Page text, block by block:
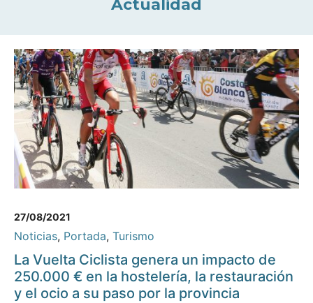
Actualidad
27/08/2021
Noticias, Portada, Turismo
La Vuelta Ciclista genera un impacto de
250.000 € en la hostelería, la restauración
y el ocio a su paso por la provincia